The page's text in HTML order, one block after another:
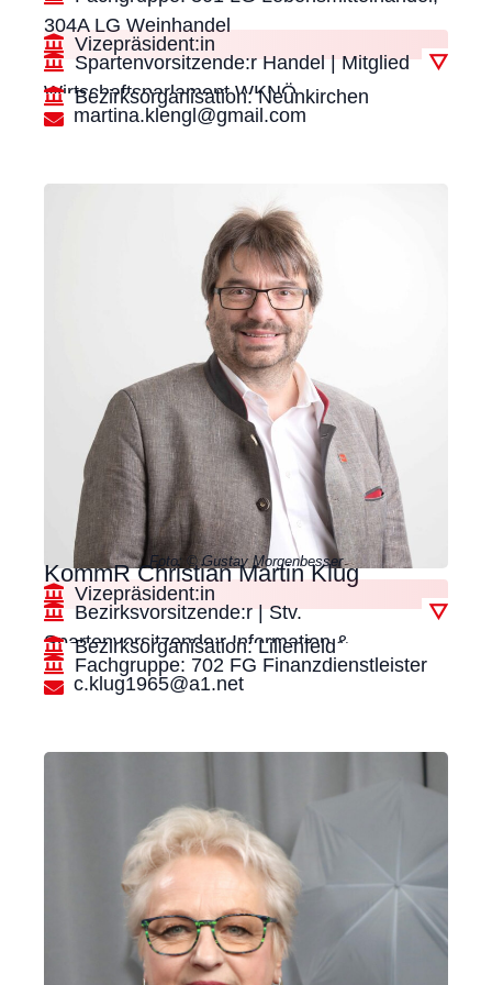
304A LG Weinhandel
Vizepräsident:in
Spartenvorsitzende:r Handel | Mitglied
Wirtschaftsparlament WKNÖ
▽
Bezirksorganisation: Neunkirchen
martina.klengl@gmail.com
Foto: © Gustav Morgenbesser
KommR Christian Martin Klug
Vizepräsident:in
Bezirksvorsitzende:r | Stv.
Spartenvorsitzende:r Information &
Consulting
▽
Bezirksorganisation: Lilienfeld
Fachgruppe: 702 FG Finanzdienstleister
c.klug1965@a1.net